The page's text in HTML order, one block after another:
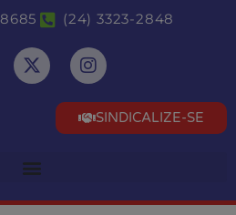
(24) 3323-2848
SINDICALIZE-SE